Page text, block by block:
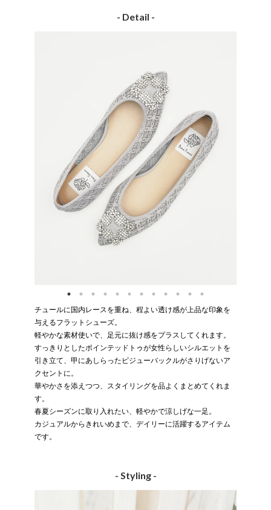
- Detail -
チュールに国内レースを重ね、程よい透け感が上品な印象を
与えるフラットシューズ。
軽やかな素材使いで、足元に抜け感をプラスしてくれます。
すっきりとしたポインテッドトゥが女性らしいシルエットを
引き立て、甲にあしらったビジューバックルがさりげないア
クセントに。
華やかさを添えつつ、スタイリングを品よくまとめてくれま
す。
春夏シーズンに取り入れたい、軽やかで涼しげな一足。
カジュアルからきれいめまで、デイリーに活躍するアイテム
です。
- Styling -